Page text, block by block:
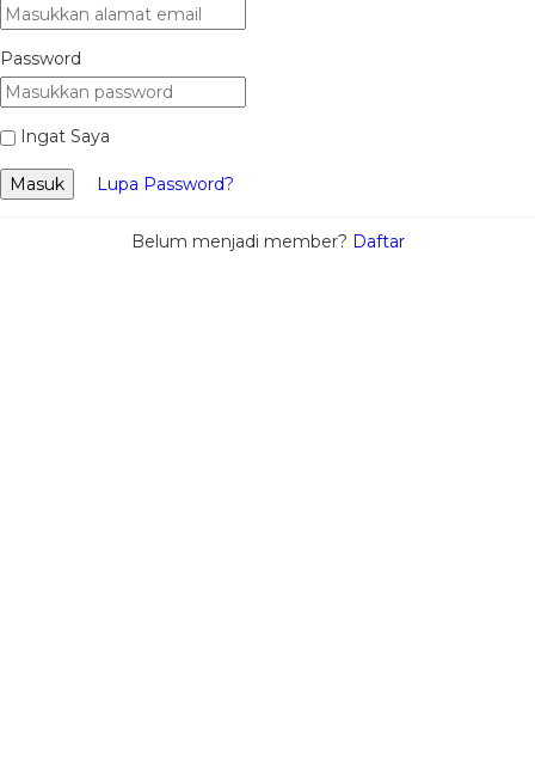
Password
Ingat Saya
Masuk Lupa Password?
Belum menjadi member? Daftar